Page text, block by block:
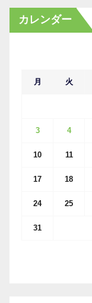
カ
イ
カレンダー
月 火
3 4
10 11
17 18
24 25
31